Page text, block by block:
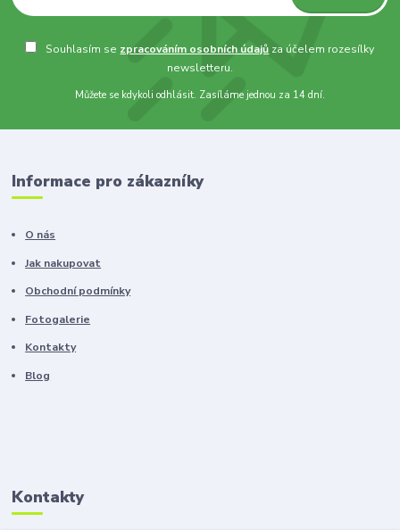
Souhlasím se zpracováním osobních údajů za účelem rozesílky
newsletteru.
Můžete se kdykoli odhlásit. Zasíláme jednou za 14 dní.
Informace pro zákazníky
O nás
Jak nakupovat
Obchodní podmínky
Fotogalerie
Kontakty
Blog
Kontakty